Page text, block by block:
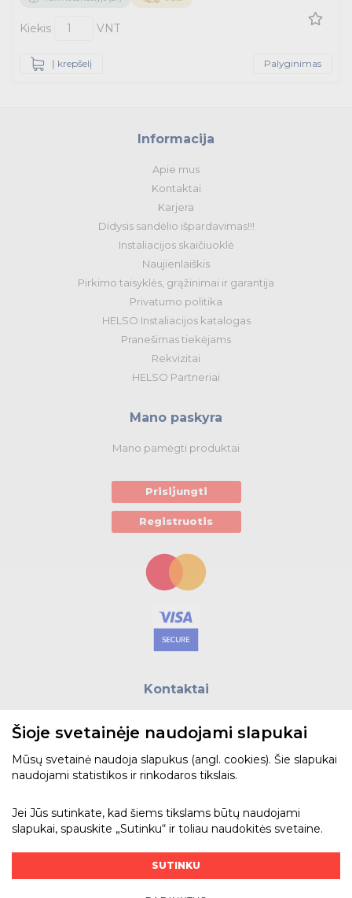
Kiekis VNT
Į krepšelį Palyginimas
Informacija
Apie mus
Kontaktai
Karjera
Didysis sandėlio išpardavimas!!!
Instaliacijos skaičiuoklė
Naujienlaiškis
Pirkimo taisyklės, grąžinimai ir garantija
Privatumo politika
HELSO Instaliacijos katalogas
Pranešimas tiekėjams
Rekvizitai
HELSO Partneriai
Mano paskyra
Mano pamėgti produktai
Prisijungti
Registruotis
Kontaktai
Telefonas:+370 5 215 0070
Adresas: Vilkpėdės g. 4, LT-03151, Vilnius
Bendraukime
Šioje svetainėje naudojami slapukai
Mūsų svetainė naudoja slapukus (angl. cookies). Šie slapukai
naudojami statistikos ir rinkodaros tikslais.
Jei Jūs sutinkate, kad šiems tikslams būtų naudojami
slapukai, spauskite „Sutinku“ ir toliau naudokitės svetaine.
SUTINKU